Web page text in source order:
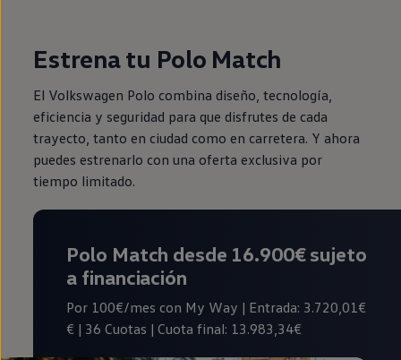
Estrena tu Polo Match
El Volkswagen Polo combina diseño, tecnología,
eficiencia y seguridad para que disfrutes de cada
trayecto, tanto en ciudad como en carretera. Y ahora
puedes estrenarlo con una oferta exclusiva por
tiempo limitado.
Polo Match desde 16.900€sujeto
a financiación
Por 100€/mes con My Way | Entrada: 3.720,01€
€ | 36 Cuotas | Cuota final: 13.983,34€